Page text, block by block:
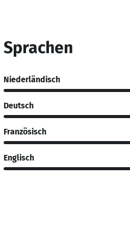
Sprachen
Niederländisch
Deutsch
Französisch
Englisch